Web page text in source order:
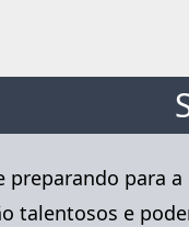
para
talentosos e